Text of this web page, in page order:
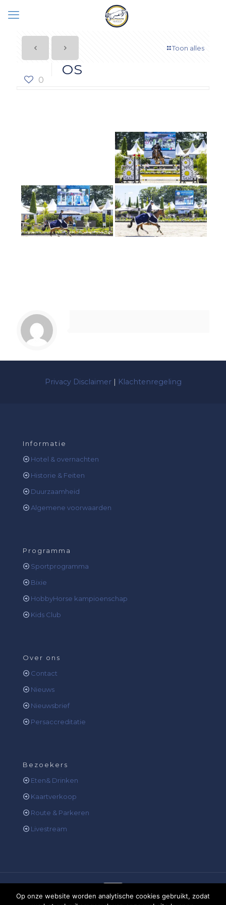
Toon alles
0
OS
Privacy Disclaimer| Klachtenregeling
Informatie
Hotel & overnachten
Historie & Feiten
Duurzaamheid
Algemene voorwaarden
Programma
Sportprogramma
Bixie
HobbyHorse kampioenschap
Kids Club
Over ons
Contact
Nieuws
Nieuwsbrief
Persaccreditatie
Bezoekers
Eten& Drinken
Kaartverkoop
Route & Parkeren
Livestream
Op onze website worden analytische cookies gebruikt, zodat